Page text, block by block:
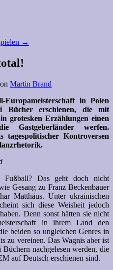
→
Martin Brand
in Polen
erschienen, die mit
grotesken Erzählungen einen
Gastgeberländer werfen.
tagespolitischer Kontroversen
Das geht doch nicht
Gesang zu Franz Beckenbauer
Matthäus. Unter ukrainischen
sich diese Weisheit jedoch
Denn sonst hätten sie nicht
in ihrem Land den
beiden so ungleichen Genres in
zu vereinen. Das Wagnis aber ist
nachgelesen werden, die
auf Deutsch erschienen sind.